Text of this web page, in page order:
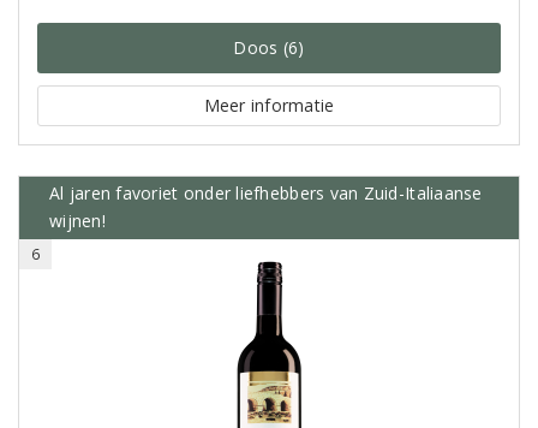
Doos (6)
Meer informatie
Al jaren favoriet onder liefhebbers van Zuid-Italiaanse
wijnen!
6